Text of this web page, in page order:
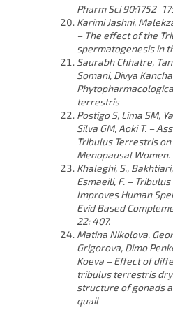
Pharm Sci
Karimi Jashni,
– The effect of the
spermatogenesis in
Saurabh Chhatre,
Somani, Divya
terrestris
Postigo S, Lima SM,
Silva GM, Aoki T. –
Tribulus Terrestris
Menopausal Women.
Khaleghi, S.,
Esmaeili, F. –
Improves Human
Evid Based
22: 407.
Matina Nikolova,
Grigorova, Dimo
Koeva – Effect of
tribulus terrestris
structure of gonads
quail